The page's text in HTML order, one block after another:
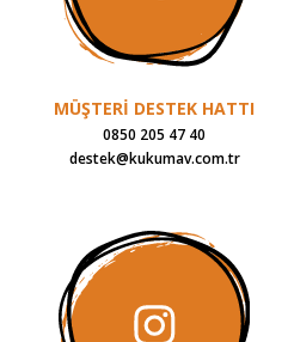
MÜŞTERİ DESTEK HATTI
0850 205 47 40
destek@kukumav.com.tr